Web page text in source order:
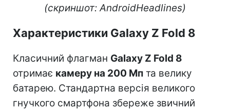
(скриншот: AndroidHeadlines)
Характеристики Galaxy Z Fold 8
Класичний флагман Galaxy Z Fold 8
отримає камеру на 200 Мп та велику
батарею. Стандартна версія великого
гнучкого смартфона збереже звичний